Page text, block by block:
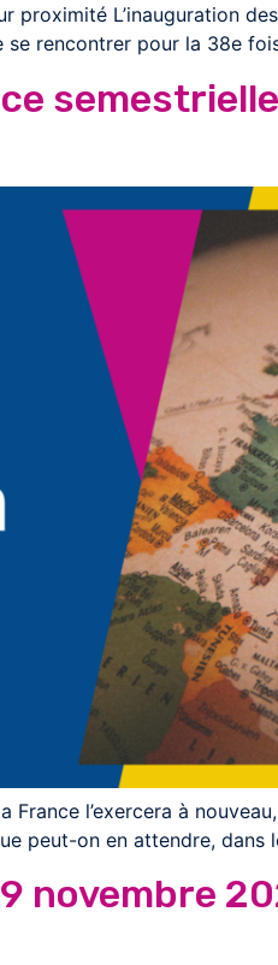
proximité L’inauguration
rencontrer pour la 38e
l’exercera à
peut-on en attendre, dans
novembre